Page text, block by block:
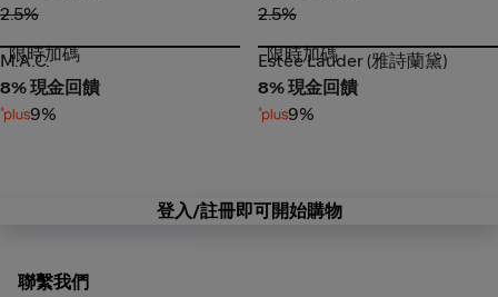
2.5%
2.5%
M.A.C.
限時加碼
M.A.C.
8% 現金回饋
9%
Estée Lauder (雅詩蘭黛)
限時加碼
Estée Lauder (雅詩蘭黛)
8% 現金回饋
9%
登入/註冊即可開始購物
聯繫我們